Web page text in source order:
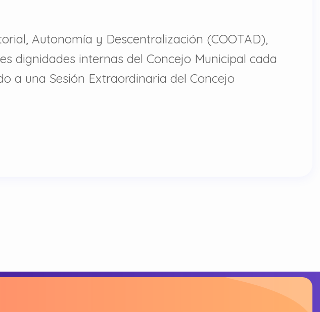
Autonomía y Descentralización (COOTAD),
dignidades internas del Concejo Municipal cada
a una Sesión Extraordinaria del Concejo